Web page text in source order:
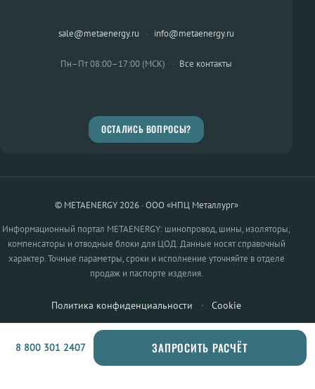
sale@metaenergy.ru · info@metaenergy.ru
Пн–Пт 08:00–17:00 (МСК) · Все контакты
ОСТАЛИСЬ ВОПРОСЫ?
© METAENERGY 2026 · ООО «НПЦ Металлург»
Информационный портал METAENERGY: шинопровод, шины, изоляторы,
компенсаторы и отводные блоки для ЦОД. Данные носят справочный
характер. Точные параметры, сроки и исполнение уточняйте в отделе
продаж и паспорте изделия.
Политика конфиденциальности · Cookie
8 800 301 2407 ЗАПРОСИТЬ РАСЧЁТ